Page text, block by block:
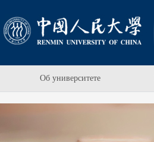
Об университете